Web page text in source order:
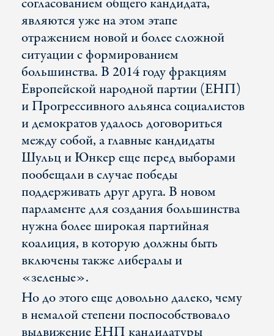
являются уже на этом этапе
отражением новой и более сложной
ситуации с формированием
большинства. В 2014 году фракциям
Европейской народной партии (ЕНП)
и Прогрессивного альянса социалистов
и демократов удалось договориться
между собой, а главные кандидаты
Шульц и Юнкер еще перед выборами
пообещали в случае победы
поддерживать друг друга. В новом
парламенте для создания большинства
нужна более широкая партийная
коалиция, в которую должны быть
включены также либералы и
«зеленые».
Но до этого еще довольно далеко, чему
в немалой степени поспособствовало